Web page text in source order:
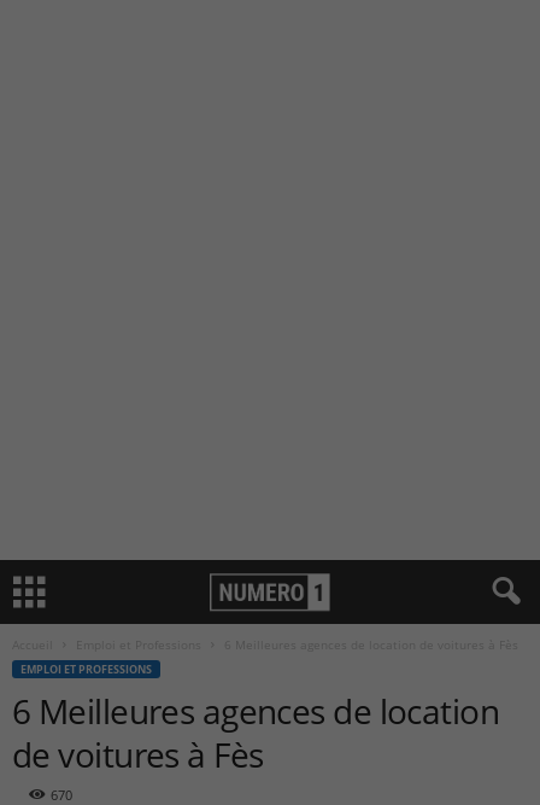
6 Meilleures agences de location de voitures à Fès
EMPLOI ET PROFESSIONS
6 Meilleures agences de location
de voitures à Fès
670